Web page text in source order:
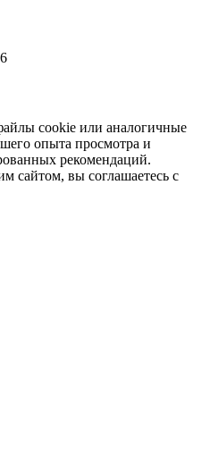
cookie или аналогичные
опыта просмотра и
рекомендаций.
сайтом, вы соглашаетесь с